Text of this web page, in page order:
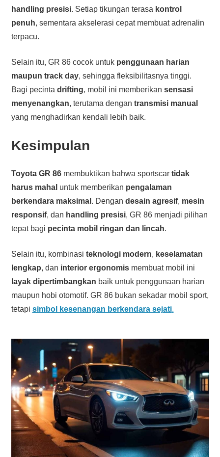
handling presisi. Setiap tikungan terasa kontrol
penuh, sementara akselerasi cepat membuat adrenalin
terpacu.
Selain itu, GR 86 cocok untuk penggunaan harian
maupun track day, sehingga fleksibilitasnya tinggi.
Bagi pecinta drifting, mobil ini memberikan sensasi
menyenangkan, terutama dengan transmisi manual
yang menghadirkan kendali lebih baik.
Kesimpulan
Toyota GR 86membuktikan bahwa sportscar tidak
harus mahal untuk memberikan pengalaman
berkendara maksimal . Dengan desain agresif, mesin
responsif, dan handling presisi, GR 86 menjadi pilihan
tepat bagi pecinta mobil ringan dan lincah.
Selain itu, kombinasi teknologi modern, keselamatan
lengkap, dan interior ergonomismembuat mobil ini
layak dipertimbangkan baik untuk penggunaan harian
maupun hobi otomotif. GR 86 bukan sekadar mobil sport,
tetapi simbol kesenangan berkendara sejati.